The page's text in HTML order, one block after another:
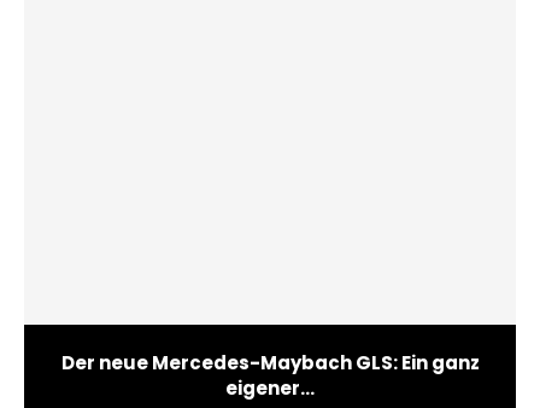
Der neue Mercedes-Maybach GLS: Ein ganz
eigener...